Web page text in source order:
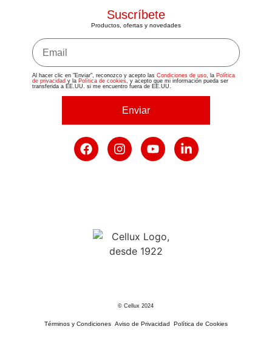
Suscríbete
Productos, ofertas y novedades
Al hacer clic en "Enviar", reconozco y acepto las Condiciones de uso, la Política
de privacidad y la Política de cookies, y acepto que mi información pueda ser
transferida a EE.UU. si me encuentro fuera de EE.UU.
Enviar
© Cellux 2024
Términos y Condiciones Aviso de Privacidad Política de Cookies